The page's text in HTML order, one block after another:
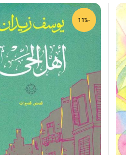
-11%